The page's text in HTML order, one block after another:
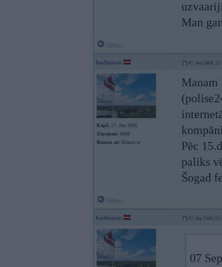
Man
badmoon 07. Sep 2009,
Kopš: 27. Jun 2005
Ziņojumi: 8908
Braucu ar: Braucu ar
Manam
Pēc
paliks
Šogad
badmoon 07. Sep 2009,
07